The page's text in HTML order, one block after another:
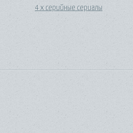
4 х серийные сериалы